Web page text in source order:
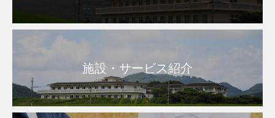
施設・サービス紹介